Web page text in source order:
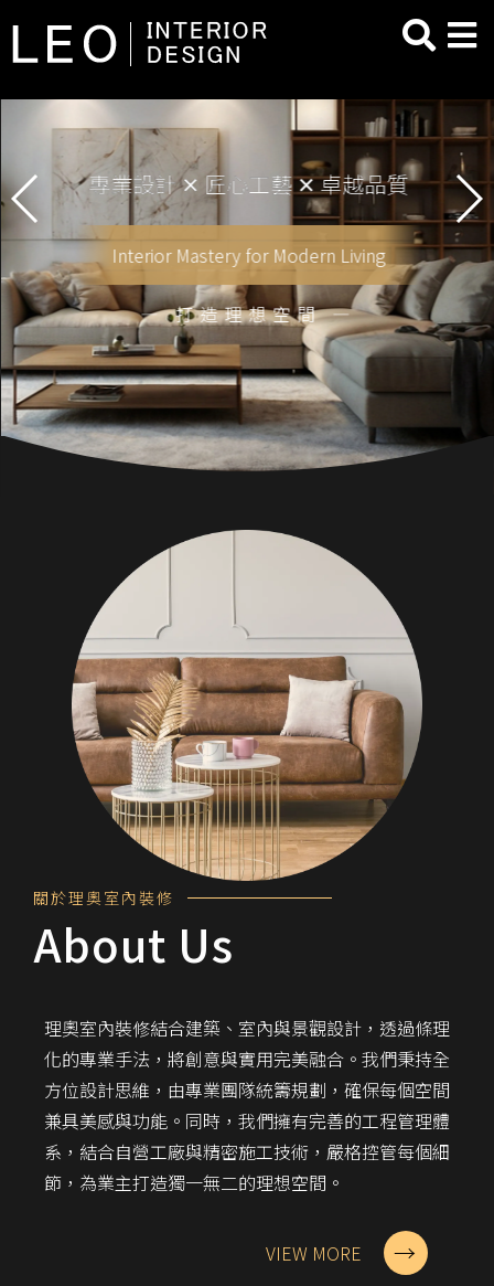
專業設計 ✕ 匠心工藝 ✕ 卓越品質
Interior Mastery for Modern Living
— 打造理想空間 —
關於理 奧 室 內 裝修
About Us
理奧室內裝修結合建築、室內與景觀設計，透過條理
化的專業手法，將創意與實用完美融合。我們秉持全
方位設計思維，由專業團隊統籌規劃，確保每個空間
兼具美感與功能。同時，我們擁有完善的工程管理體
系，結合自營工廠與精密施工技術，嚴格控管每個細
節，為業主打造獨一無二的理想空間。
VIEW MORE →